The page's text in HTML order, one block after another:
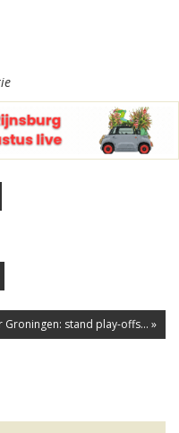
stand play-offs... »